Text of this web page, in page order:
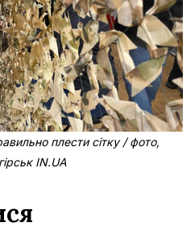
плести сітку / фото,
IN.UA